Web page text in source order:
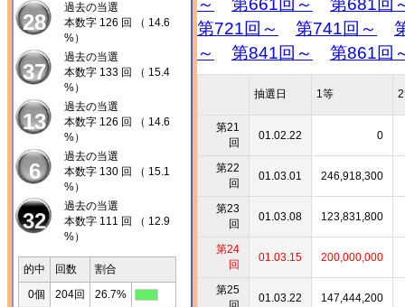
28
過去の当選
本数字 126 回 （ 14.6
%）
37
過去の当選
本数字 133 回 （ 15.4
%）
13
過去の当選
本数字 126 回 （ 14.6
%）
6
過去の当選
本数字 130 回 （ 15.1
%）
32
過去の当選
本数字 111 回 （ 12.9
%）
的中 回数
割合
0個
204回
26.7%
～
第661回～
第681回
第721回～
第741回～
～
第841回～ 第861回
抽選日 1等
第21
回
01.02.22 0
第22
回
01.03.01 246,918,300
第23
回
01.03.08 123,831,800
第24
回
01.03.15 200,000,000
第25
01.03.22 147,444,200